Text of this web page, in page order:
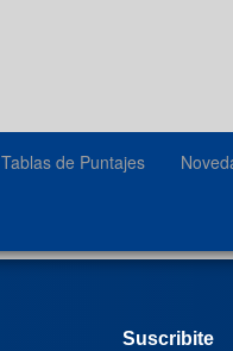
Tablas de Puntajes
Suscribite